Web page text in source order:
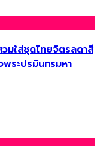
มใส่ชุดไทยจิตรลดาสี
พระปรมินทรมหา